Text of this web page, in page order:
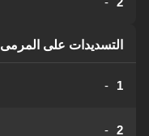
التسديدات على المرمى
1
-
2
-